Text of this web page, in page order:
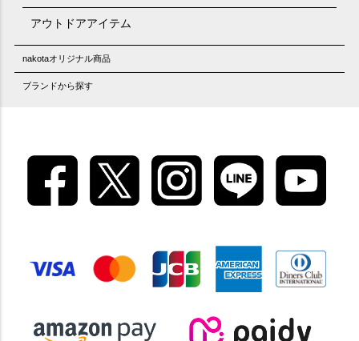
アウトドアアイテム
nakotaオリジナル商品
ブランドから探す